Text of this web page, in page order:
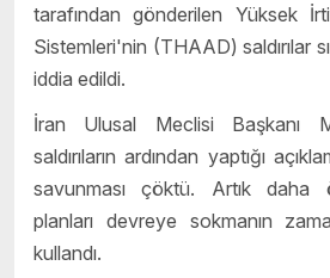
tarafından gönderilen Yüksek
Sistemleri'nin (THAAD) saldırılar
iddia edildi.
İran Ulusal Meclisi Başkanı
saldırıların ardından yaptığı
savunması çöktü. Artık daha
planları devreye sokmanın
kullandı.